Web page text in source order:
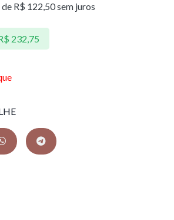
de R$ 122,50sem juros
232,75